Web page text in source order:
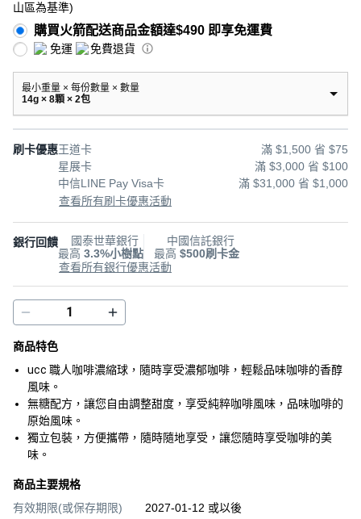
山區為基準)
購買火箭配送商品金額達$490 即享免運費
免運 免費退貨
最小重量 × 每份數量 × 數量
14g × 8顆 × 2包
刷卡優惠王道卡
滿 $1,500 省 $75
星展卡
滿 $3,000 省 $100
中信LINE Pay Visa卡
滿 $31,000 省 $1,000
查看所有刷卡優惠活動
銀行回饋
國泰世華銀行
最高 3.3%小樹點
中國信託銀行
最高 $500刷卡金
查看所有銀行優惠活動
商品特色
ucc 職人咖啡濃縮球，隨時享受濃郁咖啡，輕鬆品味咖啡的香醇
風味。
無糖配方，讓您自由調整甜度，享受純粹咖啡風味，品味咖啡的
原始風味。
獨立包裝，方便攜帶，隨時隨地享受，讓您隨時享受咖啡的美
味。
商品主要規格
有效期限(或保存期限)
2027-01-12 或以後